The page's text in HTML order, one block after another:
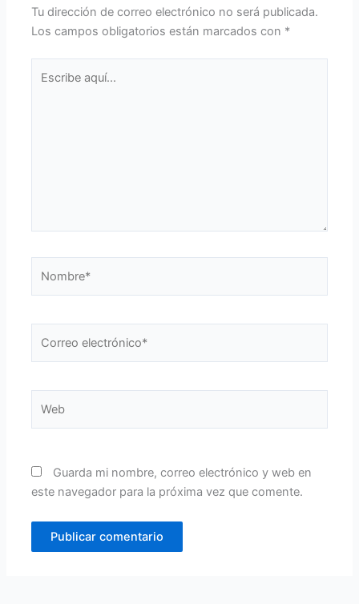
Tu dirección de correo electrónico no será publicada.
Los campos obligatorios están marcados con *
aquí...
electrónico*
Guarda mi nombre, correo electrónico y web en
este navegador para la próxima vez que comente.